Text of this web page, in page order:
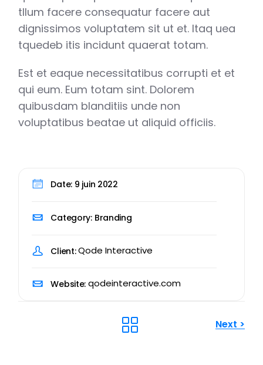
tllum facere consequatur facere aut
dignissimos voluptatem sit ut et. Itaq uea
tquedeb itis incidunt quaerat totam.
Est et eaque necessitatibus corrupti et et
qui eum. Eum totam sint. Dolorem
quibusdam blanditiis unde non
voluptatibus beatae ut aliquid officiis.
Date: 9 juin 2022
Category: Branding
Client: Qode Interactive
Website: qodeinteractive.com
>
Next